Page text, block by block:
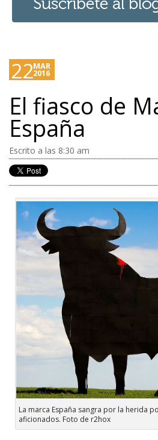
22MAR
2016
El fiasco de
España
Escrito a las 8:30 am
La marca España sangra por la herida
aficionados. Foto de r2hox